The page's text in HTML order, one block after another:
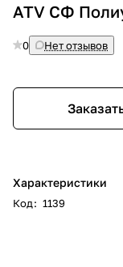
ATV СФ
0 Нет отзывов
Характеристики
Код: 1139